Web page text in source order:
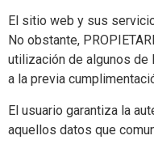
El sitio web y sus
No obstante,
utilización de algunos
a la previa
El usuario garantiza la
aquellos datos que